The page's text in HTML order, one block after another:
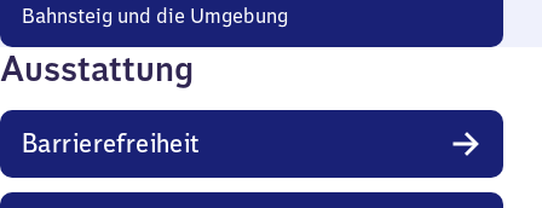
Bahnsteig und die Umgebung
Ausstattung
Barrierefreiheit